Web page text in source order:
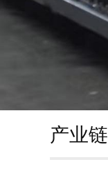
产业链